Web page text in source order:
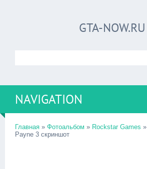
GTA-NOW.RU
NAVIGATION
Главная » Фотоальбом » Rockstar Games »
Payne 3 скриншот